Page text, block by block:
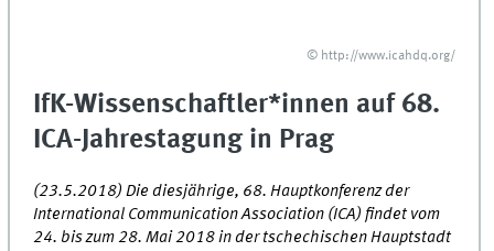
© http://www.icahdq.org/
IfK-Wissenschaftler*innen auf 68.
ICA-Jahrestagung in Prag
(23.5.2018) Die diesjährige, 68. Hauptkonferenz der
International Communication Association (ICA) findet vom
24. bis zum 28. Mai 2018 in der tschechischen Hauptstadt